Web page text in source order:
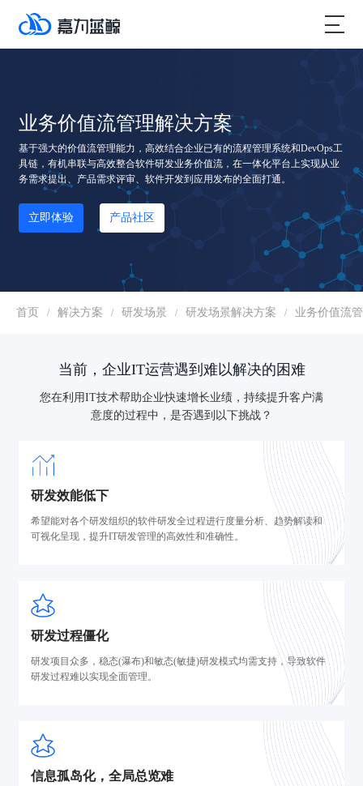
业务价值流管理解决方案
基于强大的价值流管理能力，高效结合企业已有的流程管理系统和DevOps工
具链，有机串联与高效整合软件研发业务价值流，在一体化平台上实现从业
务需求提出、产品需求评审、软件开发到应用发布的全面打通。
立即体验 产品社区
首页 / 解决方案 / 研发场景 / 研发场景解决方案 / 业务价值流
当前，企业IT运营遇到难以解决的困难
您在利用IT技术帮助企业快速增长业绩，持续提升客户满
意度的过程中，是否遇到以下挑战？
研发效能低下
希望能对各个研发组织的软件研发全过程进行度量分析、趋势解读和
可视化呈现，提升IT研发管理的高效性和准确性。
研发过程僵化
研发项目众多，稳态(瀑布)和敏态(敏捷)研发模式均需支持，导致软件
研发过程难以实现全面管理。
信息孤岛化，全局总览难